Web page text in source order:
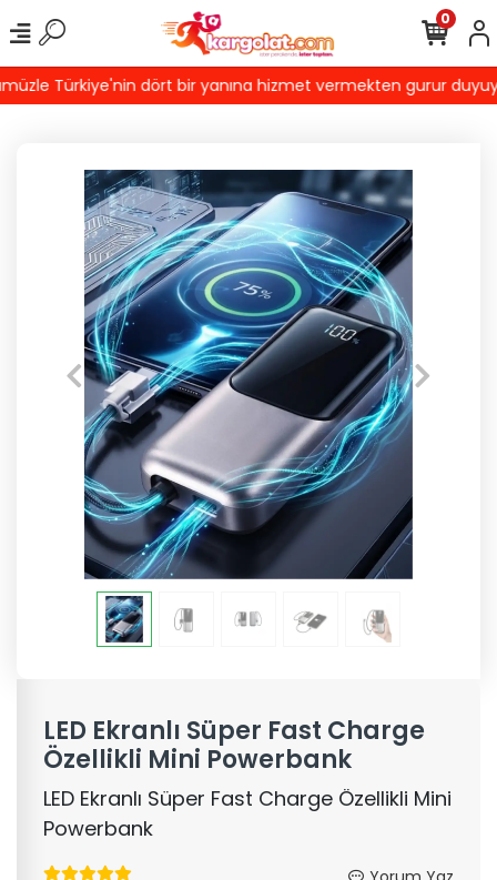
Türkiye'nin dört bir yanına hizmet vermekten gurur
0
LED Ekranlı Süper Fast Charge
Özellikli Mini Powerbank
LED Ekranlı Süper Fast Charge Özellikli Mini
Powerbank